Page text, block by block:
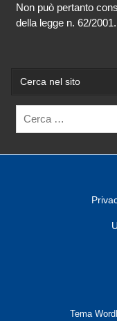
Non può pertanto
della legge n. 62/2001.
Cerca nel sito
Tema